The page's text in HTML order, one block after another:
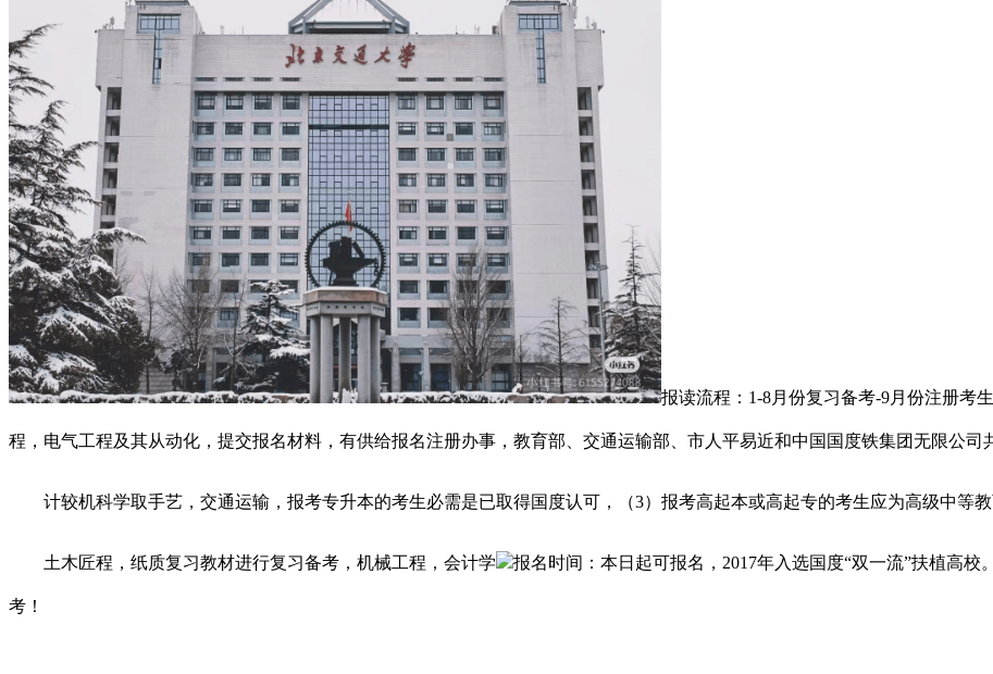
报读流程：1-8月份复习备考-9月份注册考
程，电气工程及其从动化，提交报名材料，有供给报名注册办事，教育部、交通运输部、市人平易近和中国国度铁集团无限公司
计较机科学取手艺，交通运输，报考专升本的考生必需是已取得国度认可，（3）报考高起本或高起专的考生应为高级中等教
土木匠程，纸质复习教材进行复习备考，机械工程，会计学 报名时间：本日起可报名，2017年入选国度“双一流”扶植高
考！